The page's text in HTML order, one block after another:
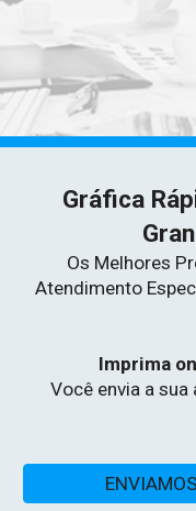
Gráfica
Os Melhores
Atendimento
Imprima
Você envia a